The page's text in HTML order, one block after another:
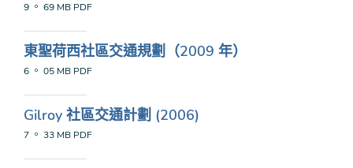
9 。 69 MB PDF
東聖荷西社區交通規劃（2009 年）
6 。 05 MB PDF
Gilroy 社區交通計劃 (2006)
7 。 33 MB PDF